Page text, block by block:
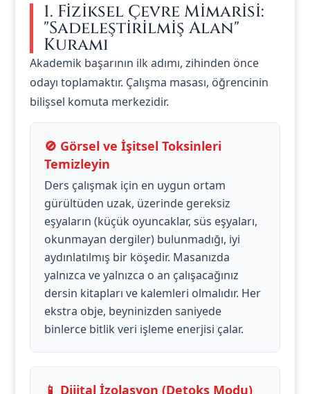
1. Fiziksel Çevre Mimarisi:
"Sadeleştirilmiş Alan"
Kuramı
Akademik başarının ilk adımı, zihinden önce
odayı toplamaktır. Çalışma masası, öğrencinin
bilişsel komuta merkezidir.
🚫 Görsel ve İşitsel Toksinleri
Temizleyin
Ders çalışmak için en uygun ortam
gürültüden uzak, üzerinde gereksiz
eşyaların (küçük oyuncaklar, süs eşyaları,
okunmayan dergiler) bulunmadığı, iyi
aydınlatılmış bir köşedir. Masanızda
yalnızca ve yalnızca o an çalışacağınız
dersin kitapları ve kalemleri olmalıdır. Her
ekstra obje, beyninizden saniyede
binlerce bitlik veri işleme enerjisi çalar.
📱 Dijital İzolasyon (Detoks Modu)